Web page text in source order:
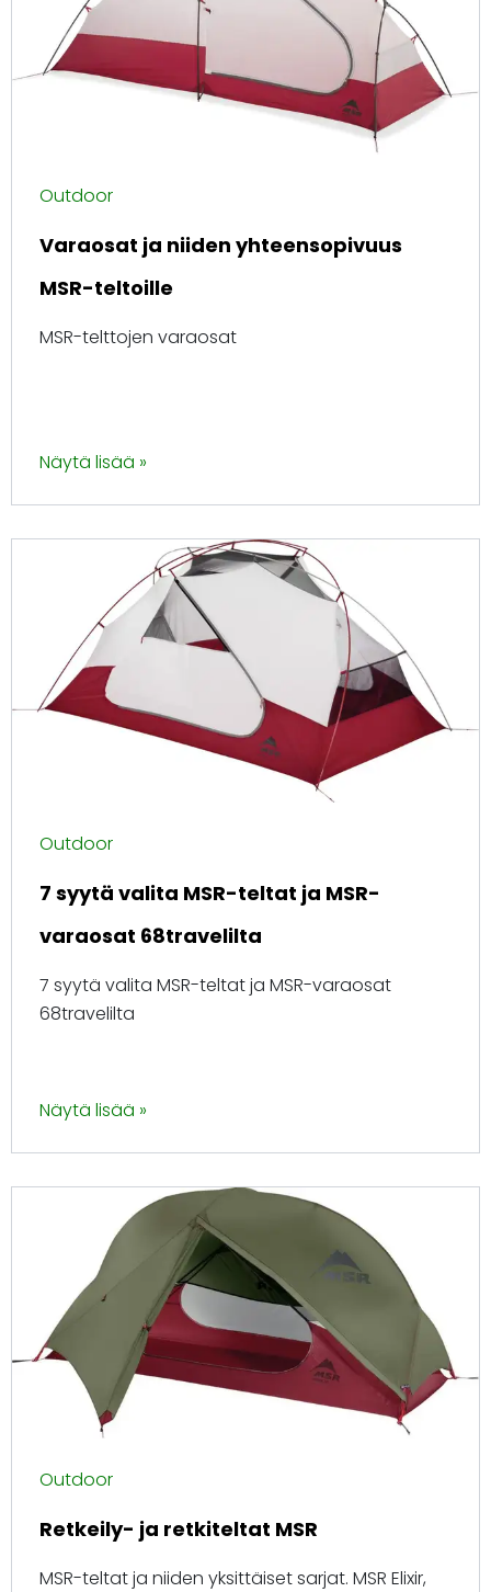
Outdoor
Varaosat ja niiden yhteensopivuus
MSR-teltoille
MSR-telttojen varaosat
Näytä lisää »
Outdoor
7 syytä valita MSR-teltat ja MSR-
varaosat 68travelilta
7 syytä valita MSR-teltat ja MSR-varaosat
68travelilta
Näytä lisää »
Outdoor
Retkeily- ja retkiteltat MSR
MSR-teltat ja niiden yksittäiset sarjat. MSR Elixir,